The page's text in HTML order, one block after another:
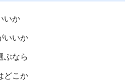
いか
いいか
ぶなら
どこか